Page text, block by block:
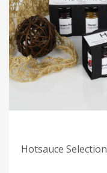
Hotsauce Selection